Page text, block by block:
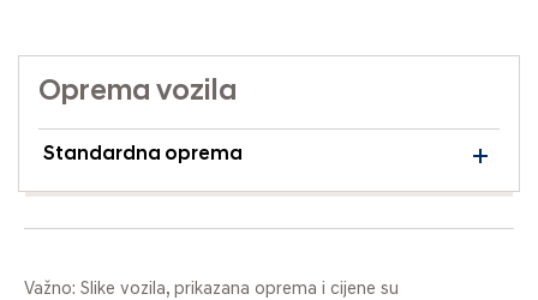
Oprema vozila
Standardna oprema
Važno: Slike vozila, prikazana oprema i cijene su